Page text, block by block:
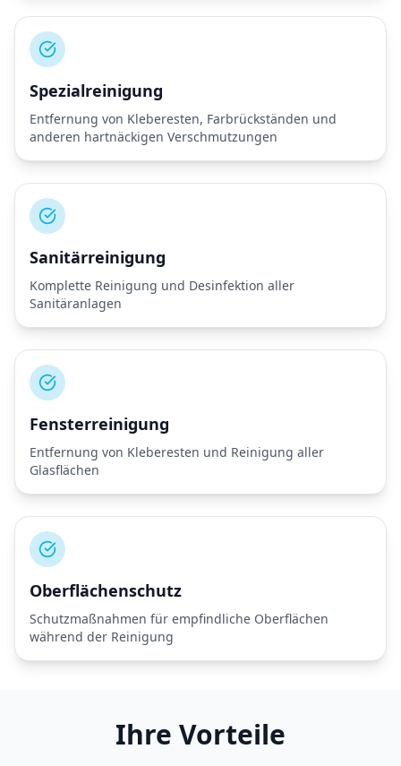
Spezialreinigung
Entfernung von Kleberesten, Farbrückständen und
anderen hartnäckigen Verschmutzungen
Sanitärreinigung
Komplette Reinigung und Desinfektion aller
Sanitäranlagen
Fensterreinigung
Entfernung von Kleberesten und Reinigung aller
Glasflächen
Oberflächenschutz
Schutzmaßnahmen für empfindliche Oberflächen
während der Reinigung
Ihre Vorteile